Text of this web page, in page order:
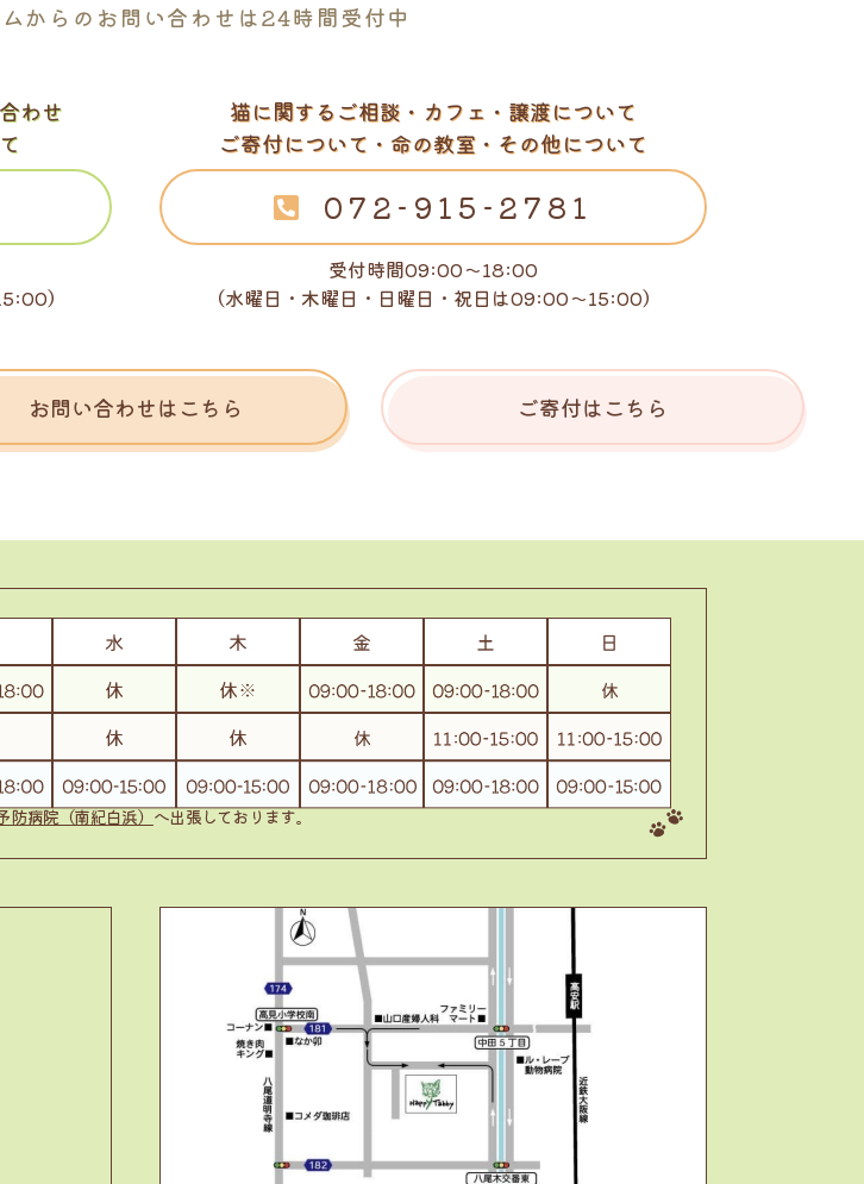
からの お問い合わせは24時間受付中
わせ
）
猫に関するご相談・カフェ・譲渡について
ご寄付について・命の教室・その他について
072-915-2781
受付時間09:00～18:00
（水曜日・木曜日・日曜日・祝日は09:00～15:00）
お問い合わせはこちら ご寄付はこちら
防病院（南紀白浜）へ出張しております。